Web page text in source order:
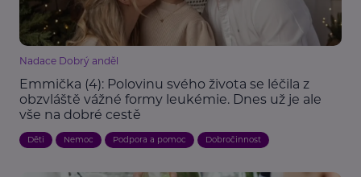
Nadace Dobrý anděl
Emmička (4): Polovinu svého života se léčila z
obzvláště vážné formy leukémie. Dnes už je ale
vše na dobré cestě
Děti Nemoc Podpora a pomoc Dobročinnost